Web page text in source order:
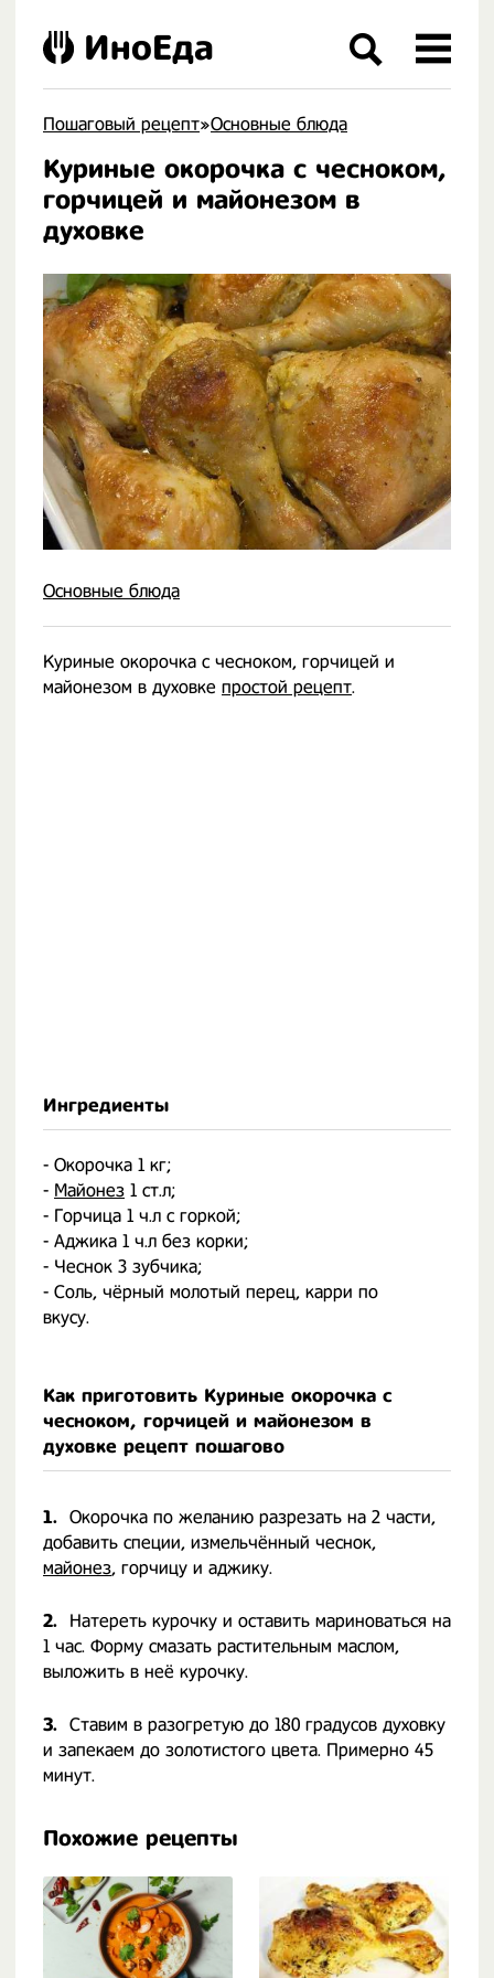
Пошаговый рецепт»Основные блюда
Куриные окорочка с чесноком,
горчицей и майонезом в
духовке
Основные блюда
Куриные окорочка с чесноком, горчицей и
майонезом в духовке простой рецепт.
Ингредиенты
- Окорочка 1 кг;
- Майонез 1 ст.л;
- Горчица 1 ч.л с горкой;
- Аджика 1 ч.л без корки;
- Чеснок 3 зубчика;
- Соль, чёрный молотый перец, карри по
вкусу.
Как приготовить Куриные окорочка с
чесноком, горчицей и майонезом в
духовке рецепт пошагово
1. Окорочка по желанию разрезать на 2 части,
добавить специи, измельчённый чеснок,
майонез, горчицу и аджику.
2.
Натереть курочку и оставить мариноваться на
1 час. Форму смазать растительным маслом,
выложить в неё курочку.
3. Ставим в разогретую до 180 градусов духовку
и запекаем до золотистого цвета. Примерно 45
минут.
Похожие рецепты
ИноЕда